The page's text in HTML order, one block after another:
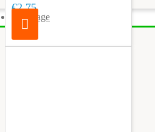
Éclairage
€2.75